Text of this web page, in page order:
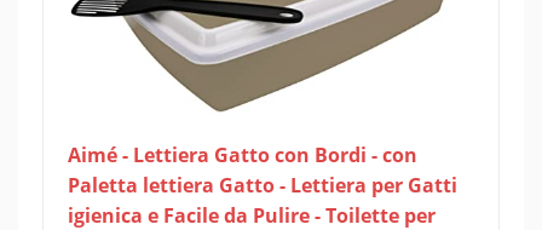
Aimé - Lettiera Gatto con Bordi - con
Paletta lettiera Gatto - Lettiera per Gatti
igienica e Facile da Pulire - Toilette per